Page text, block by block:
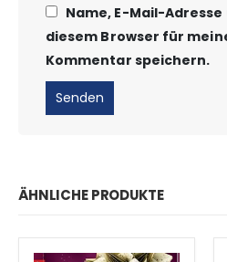
Name, E-Mail-
diesem Browser für
Kommentar speichern.
ÄHNLICHE PRODUKTE